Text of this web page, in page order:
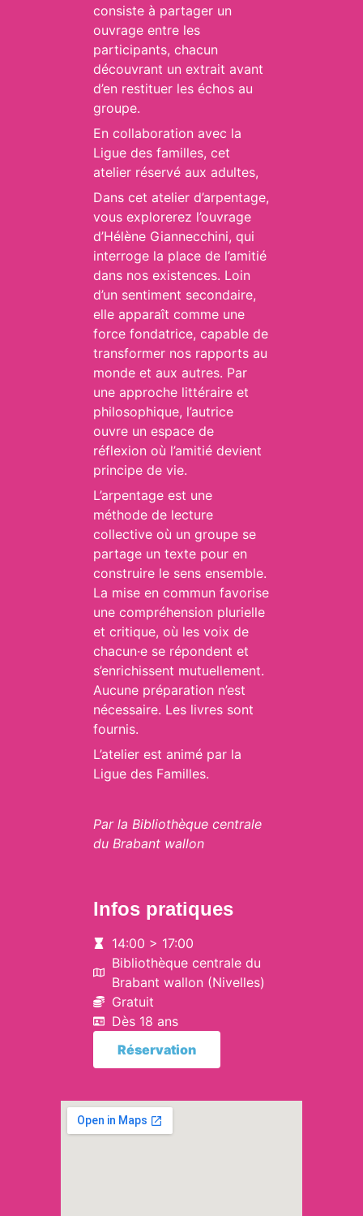
consiste à partager un
ouvrage entre les
participants, chacun
découvrant un extrait avant
d’en restituer les échos au
groupe.
En collaboration avec la
Ligue des familles, cet
atelier réservé aux adultes,
Dans cet atelier d’arpentage,
vous explorerez l’ouvrage
d’Hélène Giannecchini, qui
interroge la place de l’amitié
dans nos existences. Loin
d’un sentiment secondaire,
elle apparaît comme une
force fondatrice, capable de
transformer nos rapports au
monde et aux autres. Par
une approche littéraire et
philosophique, l’autrice
ouvre un espace de
réflexion où l’amitié devient
principe de vie.
L’arpentage est une
méthode de lecture
collective où un groupe se
partage un texte pour en
construire le sens ensemble.
La mise en commun favorise
une compréhension plurielle
et critique, où les voix de
chacun·e se répondent et
s’enrichissent mutuellement.
Aucune préparation n’est
nécessaire. Les livres sont
fournis.
L’atelier est animé par la
Ligue des Familles.
Parla Bibliothèque centrale
du Brabant wallon
Infos pratiques
14:00 > 17:00
Bibliothèque centrale du
Brabant wallon (Nivelles)
Gratuit
Dès 18 ans
Réservation